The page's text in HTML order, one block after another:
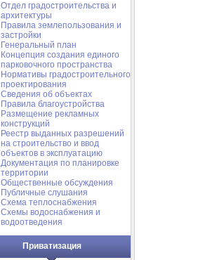
Отдел градостроительства и
архитектуры
Правила землепользования и
застройки
Генеральный план
Концепция создания единого
парковочного пространства
Нормативы градостроительного
проектирования
Сведения об объектах
Правила благоустройства
Размещение рекламных
конструкций
Реестр выданных разрешений
на строительство и ввод
объектов в эксплуатацию
Документация по планировке
территории
Общественные обсуждения
Публичные слушания
Схема теплоснабжения
Схемы водоснабжения и
водоотведения
Приватизация